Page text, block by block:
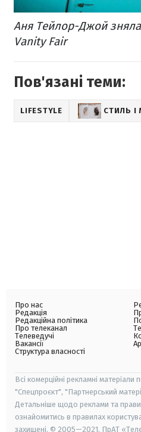
Аня Тейлор-Джой
Vanity Fair
Пов'язані теми:
LIFESTYLE СТИЛЬ І
Про нас
Редакція
Редакційна політика
Про телеканал
Телеведучі
Вакансії
Структура власності
Всі комерційні рекламні матеріали
"Спецпроєкт", "Партнерський
Детальніше щодо реклами та
ознайомитись в правилах
захищені. © 2005—2021, ПрАТ